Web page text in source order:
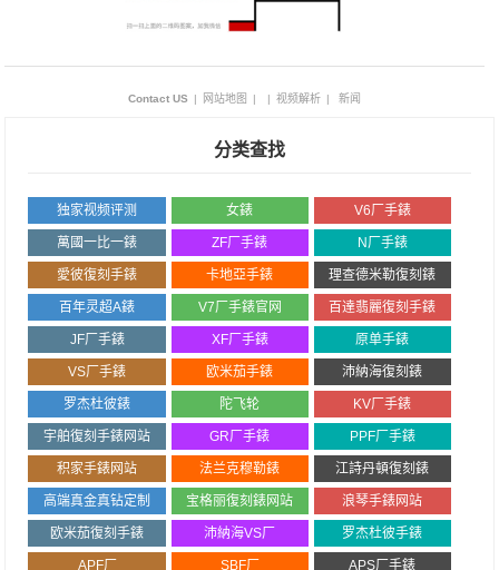
Contact US | 网站地图 | | 视频解析 | 新闻
分类查找
独家视频评测 女錶 V6厂手錶
萬國一比一錶 ZF厂手錶 N厂手錶
愛彼復刻手錶 卡地亞手錶 理查德米勒復刻錶
百年灵超A錶 V7厂手錶官网 百達翡麗復刻手錶
JF厂手錶 XF厂手錶 原单手錶
VS厂手錶 欧米茄手錶 沛納海復刻錶
罗杰杜彼錶 陀飞轮 KV厂手錶
宇舶復刻手錶网站 GR厂手錶 PPF厂手錶
积家手錶网站 法兰克穆勒錶 江詩丹頓復刻錶
高端真金真钻定制 宝格丽復刻錶网站 浪琴手錶网站
欧米茄復刻手錶 沛納海VS厂 罗杰杜彼手錶
APF厂 SBF厂 APS厂手錶